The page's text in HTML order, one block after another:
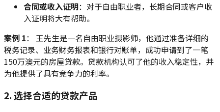
合同或收入证明：对于自由职业者，长期合同或客户收
入证明将大有帮助。
案例 1： 王先生是一名自由职业摄影师，他通过准备详细的
税务记录、业务财务报表和银行对账单，成功申请到了一笔
150万澳元的房屋贷款。贷款机构认可了他的收入稳定性，并
为他提供了具有竞争力的利率。
2. 选择合适的贷款产品